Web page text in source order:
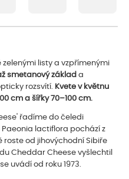
zelenými listy a vzpřímenými
smetanový základ a
rozsvítí. Kvete v květnu
cm a šířky 70–100 cm.
řadíme do čeledi
lactiflora pochází z
roste od jihovýchodní Sibiře
Cheddar Cheese vyšlechtil
uvádí od roku 1973.